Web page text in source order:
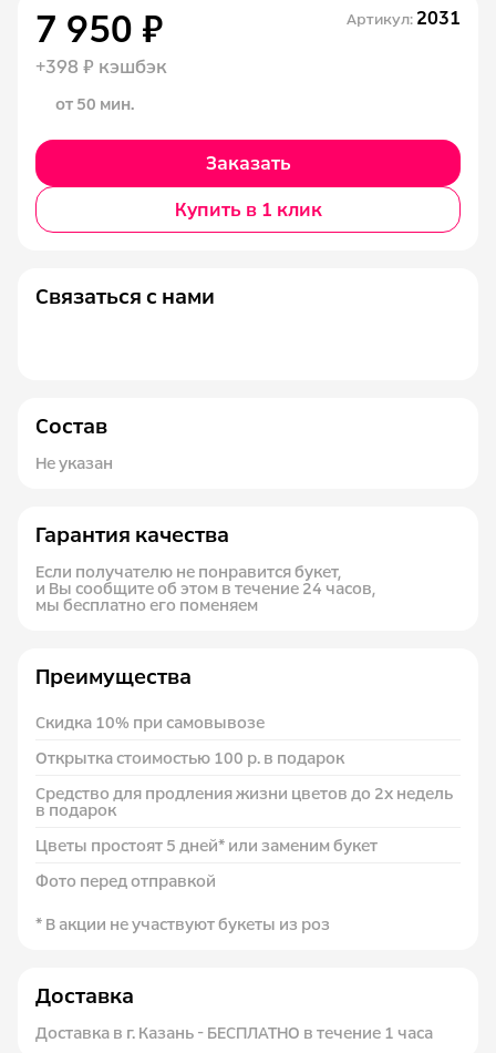
Артикул: 2031
7 950 ₽
+398 ₽ кэшбэк
от 50 мин.
Заказать
Купить в 1 клик
Связаться с нами
Состав
Не указан
Гарантия качества
Если получателю не понравится букет,
и Вы сообщите об этом в течение 24 часов,
мы бесплатно его поменяем
Преимущества
Скидка 10% при самовывозе
Открытка стоимостью 100 р. в подарок
Средство для продления жизни цветов до 2х недель
в подарок
Цветы простоят 5 дней* или заменим букет
Фото перед отправкой
* В акции не участвуют букеты из роз
Доставка
Доставка в г. Казань - БЕСПЛАТНО в течение 1 часа